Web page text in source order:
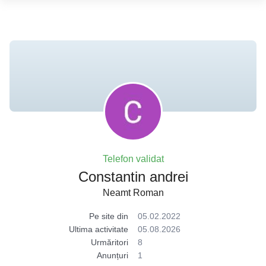
Telefon validat
Constantin andrei
Neamt Roman
Pe site din
05.02.2022
Ultima activitate
05.08.2026
Urmăritori
8
Anunțuri
1